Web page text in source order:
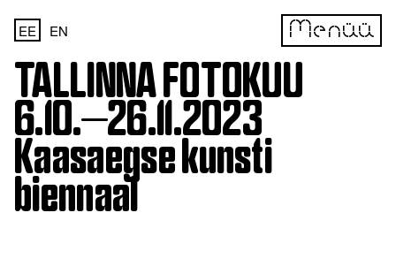
TALLINNA FOTOKUU
EE EN Menüü
6.10.—26.11.2023
Kaasaegse kunsti
biennaal